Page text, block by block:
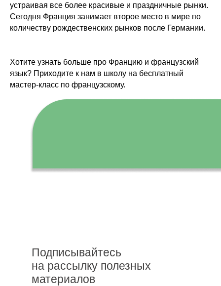
устраивая все более красивые и праздничные рынки.
Сегодня Франция занимает второе место в мире по
количеству рождественских рынков после Германии.
Хотите узнать больше про Францию и французский
язык? Приходите к нам в школу на бесплатный
мастер-класс по французскому.
Подписывайтесь
на рассылку полезных
материалов